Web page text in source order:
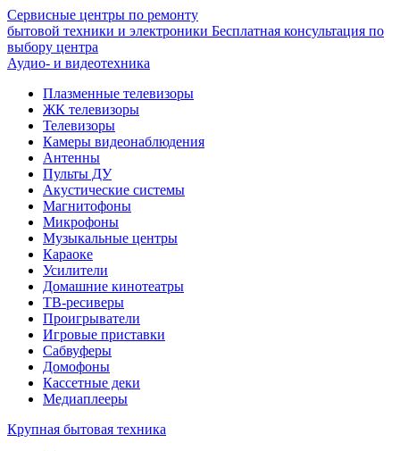
Сервисные центры по ремонту
бытовой техники и электроники Бесплатная консультация по
выбору центра
Аудио- и видеотехника
Плазменные телевизоры
ЖК телевизоры
Телевизоры
Камеры видеонаблюдения
Антенны
Пульты ДУ
Акустические системы
Магнитофоны
Микрофоны
Музыкальные центры
Караоке
Усилители
Домашние кинотеатры
ТВ-ресиверы
Проигрыватели
Игровые приставки
Сабвуферы
Домофоны
Кассетные деки
Медиаплееры
Крупная бытовая техника